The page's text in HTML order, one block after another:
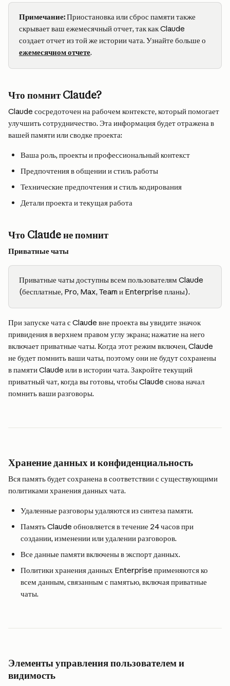
Примечание: Приостановка или сброс памяти также
скрывает ваш ежемесячный отчет, так как Claude
создает отчет из той же истории чата. Узнайте больше о
ежемесячном отчете.
Что помнит Claude?
Claude сосредоточен на рабочем контексте, который помогает
улучшить сотрудничество. Эта информация будет отражена в
вашей памяти или сводке проекта:
Ваша роль, проекты и профессиональный контекст
Предпочтения в общении и стиль работы
Технические предпочтения и стиль кодирования
Детали проекта и текущая работа
Что Claude не помнит
Приватные чаты
Приватные чаты доступны всем пользователям Claude
(бесплатные, Pro, Max, Team и Enterprise планы).
При запуске чата с Claude вне проекта вы увидите значок
привидения в верхнем правом углу экрана; нажатие на него
включает приватные чаты. Когда этот режим включен, Claude
не будет помнить ваши чаты, поэтому они не будут сохранены
в памяти Claude или в истории чата. Закройте текущий
приватный чат, когда вы готовы, чтобы Claude снова начал
помнить ваши разговоры.
Хранение данных и конфиденциальность
Вся память будет сохранена в соответствии с существующими
политиками хранения данных чата.
Удаленные разговоры удаляются из синтеза памяти.
Память Claude обновляется в течение 24 часов при
создании, изменении или удалении разговоров.
Все данные памяти включены в экспорт данных.
Политики хранения данных Enterprise применяются ко
всем данным, связанным с памятью, включая приватные
чаты.
Элементы управления пользователем и
видимость